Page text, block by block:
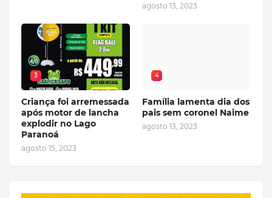
agosto 13, 2023
3
Criança foi arremessada
após motor de lancha
explodir no Lago
Paranoá
agosto 15, 2023
4
Família lamenta dia dos
pais sem coronel Naime
agosto 13, 2023